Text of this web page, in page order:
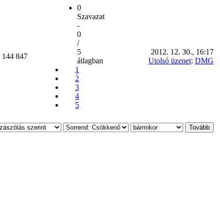
144 847
0
Szavazat
-
0
/
5
átlagban
1
2
3
4
5
2012. 12. 30., 16:17
Utolsó üzenet: DMG